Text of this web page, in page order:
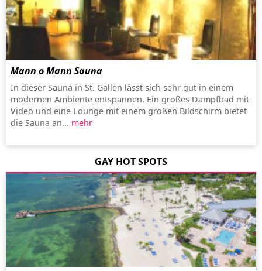
Mann o Mann Sauna
In dieser Sauna in St. Gallen lässt sich sehr gut in einem
modernen Ambiente entspannen. Ein großes Dampfbad mit
Video und eine Lounge mit einem großen Bildschirm bietet
die Sauna an... mehr
GAY HOT SPOTS